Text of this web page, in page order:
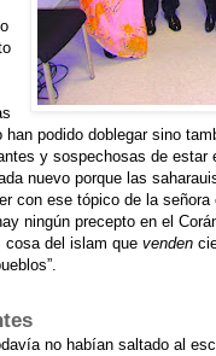
podido doblegar sino
y sospechosas de estar
nuevo porque las
con ese tópico de la señora
ningún precepto en el
cosa del islam que venden
no habían saltado al